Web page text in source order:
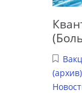
(архив)